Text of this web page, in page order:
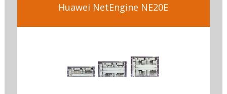
Huawei NetEngine NE20E